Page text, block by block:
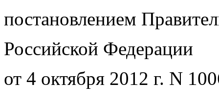
постановлением
Российской Федерации
от 4 октября 2012 г. N